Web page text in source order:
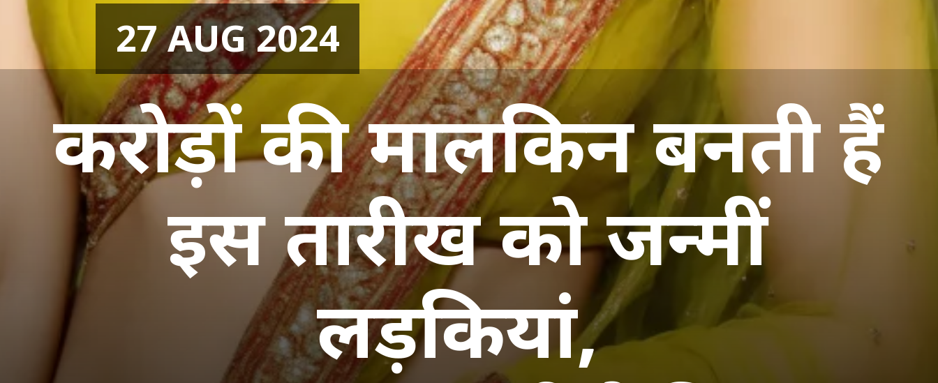
करोड़ों की मालकिन बनती हैं
इस तारीख को जन्मीं
लड़कियां,
27 AUG 2024